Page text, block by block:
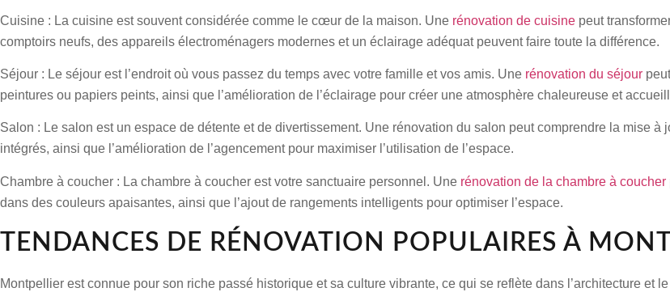
Cuisine : La cuisine est souvent considérée comme le cœur de la maison. Une rénovation de cuisine peut
comptoirs neufs, des appareils électroménagers modernes et un éclairage adéquat peuvent faire toute la différence.
Séjour : Le séjour est l’endroit où vous passez du temps avec votre famille et vos amis. Une rénovation du séjour
peintures ou papiers peints, ainsi que l’amélioration de l’éclairage pour créer une atmosphère chaleureuse et
Salon : Le salon est un espace de détente et de divertissement. Une rénovation du salon peut comprendre la mise
intégrés, ainsi que l’amélioration de l’agencement pour maximiser l’utilisation de l’espace.
Chambre à coucher : La chambre à coucher est votre sanctuaire personnel. Une rénovation de la chambre à coucher
dans des couleurs apaisantes, ainsi que l’ajout de rangements intelligents pour optimiser l’espace.
TENDANCES DE RÉNOVATION POPULAIRES À
Montpellier est connue pour son riche passé historique et sa culture vibrante, ce qui se reflète dans l’architecture et